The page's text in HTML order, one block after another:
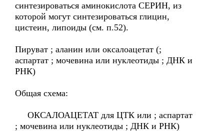
синтезироваться аминокислота СЕРИН, из
которой могут синтезироваться глицин,
цистеин, липоиды (см. п.52).
Пируват ; аланин или оксалоацетат (;
аспартат ; мочевина или нуклеотиды ; ДНК и
РНК)
Общая схема:
ОКСАЛОАЦЕТАТ для ЦТК или ; аспартат
; мочевина или нуклеотиды ; ДНК и РНК)